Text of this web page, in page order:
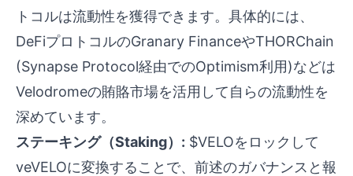
トコルは流動性を獲得できます。具体的には、
DeFiプロトコルのGranary FinanceやTHORChain
(Synapse Protocol経由でのOptimism利用)などは
Velodromeの賄賂市場を活用して自らの流動性を
深めています。
ステーキング（Staking）: $VELOをロックして
veVELOに変換することで、前述のガバナンスと報